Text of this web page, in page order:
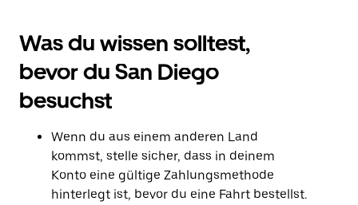
um
mit
dem
Kalender
zu
interagieren
Datum
auszuwählen.
Drücke
Was du wissen solltest,
bevor du San Diego
besuchst
Wenn du aus einem anderen Land
kommst, stelle sicher, dass in deinem
Konto eine gültige Zahlungsmethode
hinterlegt ist, bevor du eine Fahrt bestellst.